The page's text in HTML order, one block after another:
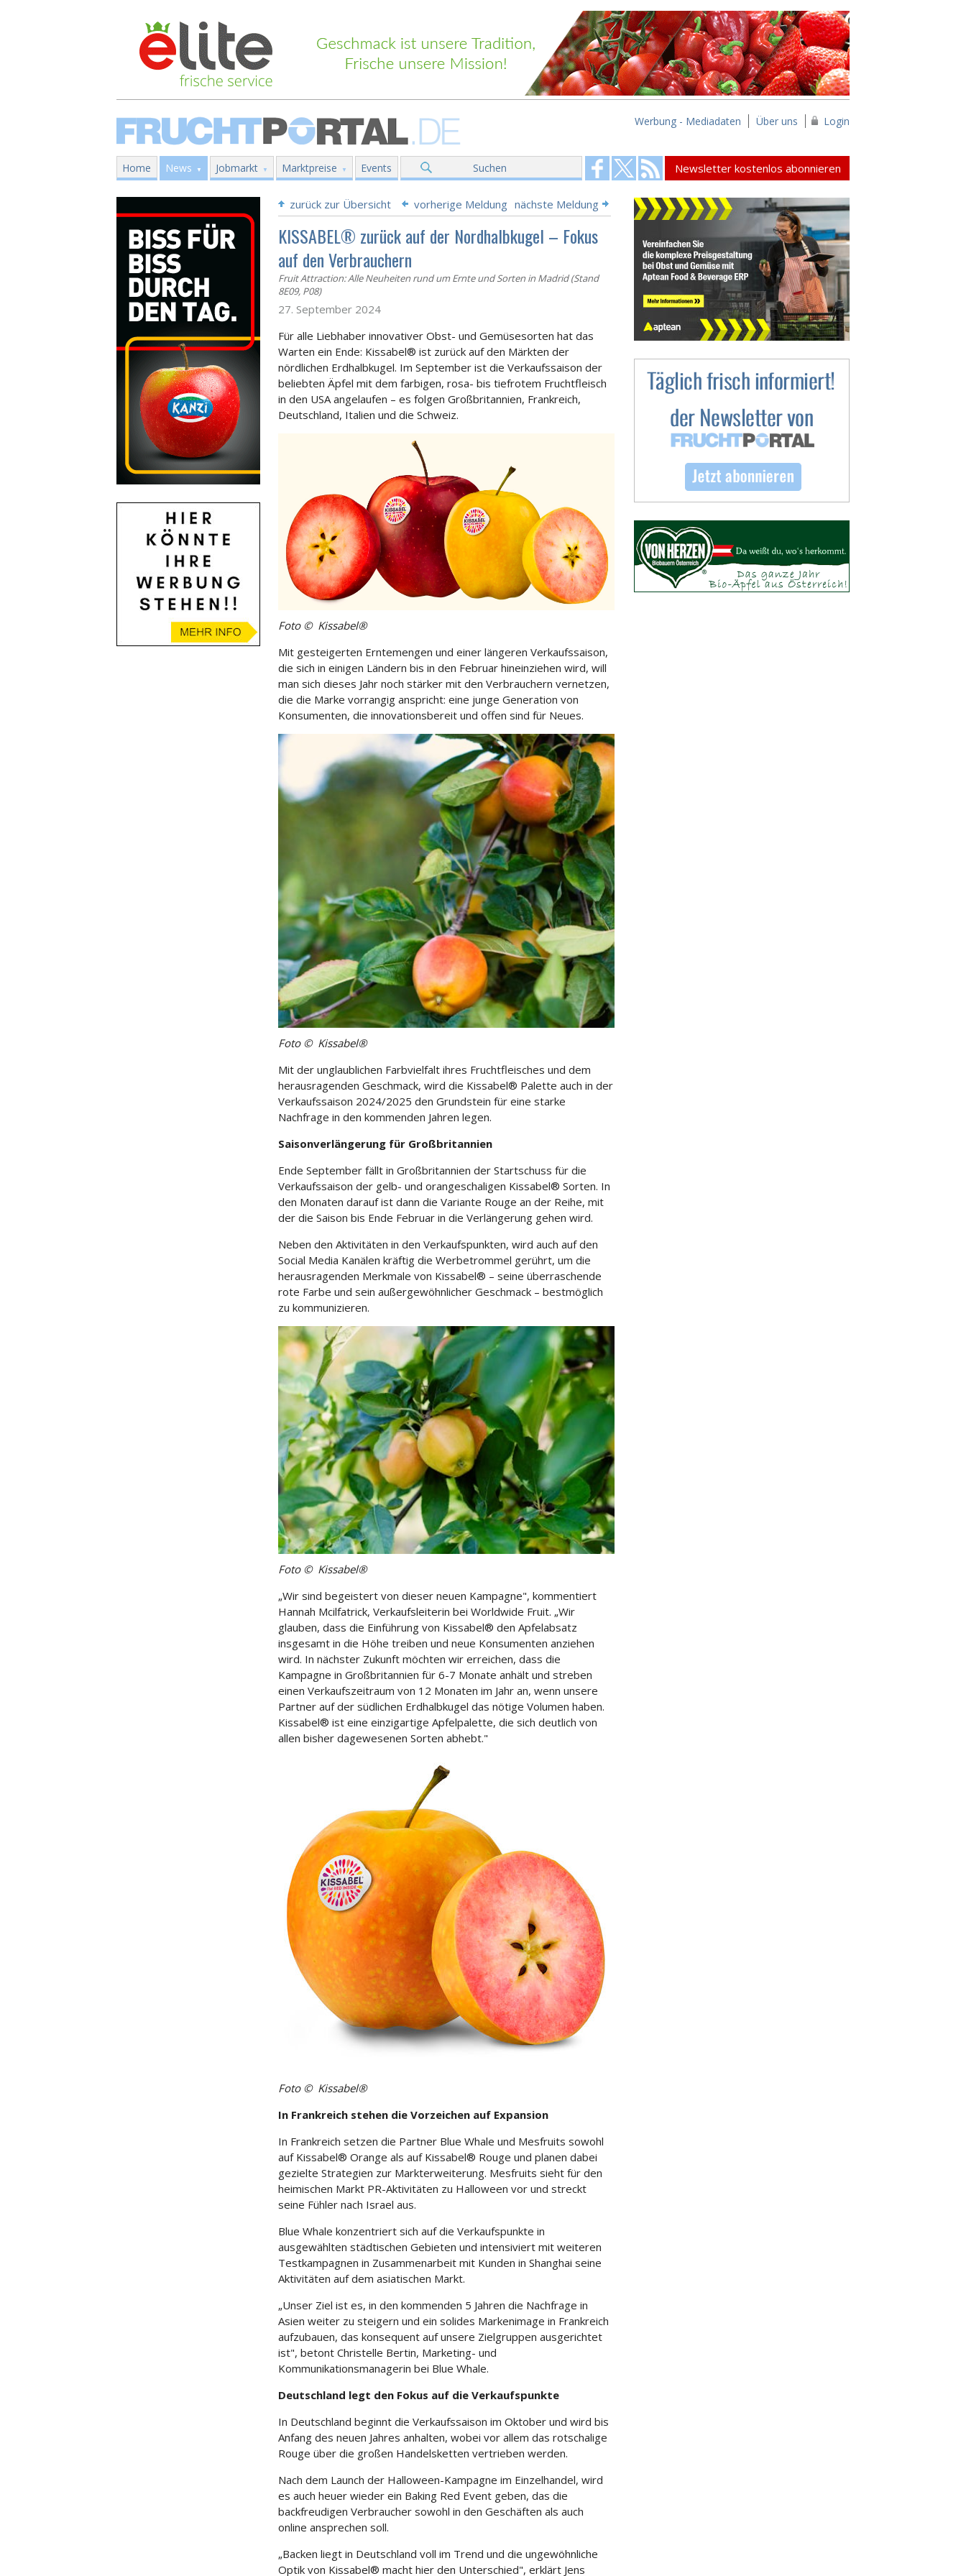
Werbung - Mediadaten Über uns Login
Home News Jobmarkt Marktpreise Events Suchen Newsletter kostenlos abonnieren
zurück zur Übersicht vorherige Meldung nächste Meldung
KISSABEL® zurück auf der Nordhalbkugel – Fokus
auf den Verbrauchern
Fruit Attraction: Alle Neuheiten rund um Ernte und Sorten in Madrid (Stand
8E09, P08)
27. September 2024
Für alle Liebhaber innovativer Obst- und Gemüsesorten hat das
Warten ein Ende: Kissabel® ist zurück auf den Märkten der
nördlichen Erdhalbkugel. Im September ist die Verkaufssaison der
beliebten Äpfel mit dem farbigen, rosa- bis tiefrotem Fruchtfleisch
in den USA angelaufen – es folgen Großbritannien, Frankreich,
Deutschland, Italien und die Schweiz.
Foto © Kissabel®
Mit gesteigerten Erntemengen und einer längeren Verkaufssaison,
die sich in einigen Ländern bis in den Februar hineinziehen wird, will
man sich dieses Jahr noch stärker mit den Verbrauchern vernetzen,
die die Marke vorrangig anspricht: eine junge Generation von
Konsumenten, die innovationsbereit und offen sind für Neues.
Foto © Kissabel®
Mit der unglaublichen Farbvielfalt ihres Fruchtfleisches und dem
herausragenden Geschmack, wird die Kissabel® Palette auch in der
Verkaufssaison 2024/2025 den Grundstein für eine starke
Nachfrage in den kommenden Jahren legen.
Saisonverlängerung für Großbritannien
Ende September fällt in Großbritannien der Startschuss für die
Verkaufssaison der gelb- und orangeschaligen Kissabel® Sorten. In
den Monaten darauf ist dann die Variante Rouge an der Reihe, mit
der die Saison bis Ende Februar in die Verlängerung gehen wird.
Neben den Aktivitäten in den Verkaufspunkten, wird auch auf den
Social Media Kanälen kräftig die Werbetrommel gerührt, um die
herausragenden Merkmale von Kissabel® – seine überraschende
rote Farbe und sein außergewöhnlicher Geschmack – bestmöglich
zu kommunizieren.
Foto © Kissabel®
„Wir sind begeistert von dieser neuen Kampagne", kommentiert
Hannah Mcilfatrick, Verkaufsleiterin bei Worldwide Fruit. „Wir
glauben, dass die Einführung von Kissabel® den Apfelabsatz
insgesamt in die Höhe treiben und neue Konsumenten anziehen
wird. In nächster Zukunft möchten wir erreichen, dass die
Kampagne in Großbritannien für 6-7 Monate anhält und streben
einen Verkaufszeitraum von 12 Monaten im Jahr an, wenn unsere
Partner auf der südlichen Erdhalbkugel das nötige Volumen haben.
Kissabel® ist eine einzigartige Apfelpalette, die sich deutlich von
allen bisher dagewesenen Sorten abhebt."
Foto © Kissabel®
In Frankreich stehen die Vorzeichen auf Expansion
In Frankreich setzen die Partner Blue Whale und Mesfruits sowohl
auf Kissabel® Orange als auf Kissabel® Rouge und planen dabei
gezielte Strategien zur Markterweiterung. Mesfruits sieht für den
heimischen Markt PR-Aktivitäten zu Halloween vor und streckt
seine Fühler nach Israel aus.
Blue Whale konzentriert sich auf die Verkaufspunkte in
ausgewählten städtischen Gebieten und intensiviert mit weiteren
Testkampagnen in Zusammenarbeit mit Kunden in Shanghai seine
Aktivitäten auf dem asiatischen Markt.
„Unser Ziel ist es, in den kommenden 5 Jahren die Nachfrage in
Asien weiter zu steigern und ein solides Markenimage in Frankreich
aufzubauen, das konsequent auf unsere Zielgruppen ausgerichtet
ist", betont Christelle Bertin, Marketing- und
Kommunikationsmanagerin bei Blue Whale.
Deutschland legt den Fokus auf die Verkaufspunkte
In Deutschland beginnt die Verkaufssaison im Oktober und wird bis
Anfang des neuen Jahres anhalten, wobei vor allem das rotschalige
Rouge über die großen Handelsketten vertrieben werden.
Nach dem Launch der Halloween-Kampagne im Einzelhandel, wird
es auch heuer wieder ein Baking Red Event geben, das die
backfreudigen Verbraucher sowohl in den Geschäften als auch
online ansprechen soll.
„Backen liegt in Deutschland voll im Trend und die ungewöhnliche
Optik von Kissabel® macht hier den Unterschied", erklärt Jens